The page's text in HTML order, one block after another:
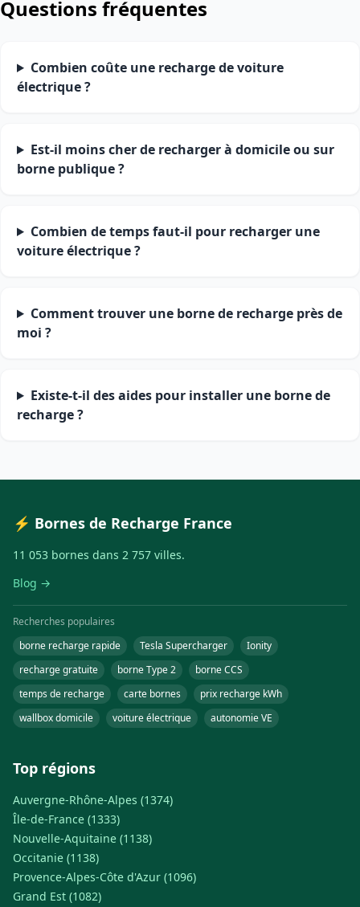
Questions fréquentes
Combien coûte une recharge de voiture
électrique ?
Est-il moins cher de recharger à domicile ou sur
borne publique ?
Combien de temps faut-il pour recharger une
voiture électrique ?
Comment trouver une borne de recharge près de
moi ?
Existe-t-il des aides pour installer une borne de
recharge ?
⚡ Bornes de Recharge France
11 053 bornes dans 2 757 villes.
Blog →
Recherches populaires
borne recharge rapide
Tesla Supercharger
Ionity
recharge gratuite
borne Type 2
borne CCS
temps de recharge
carte bornes
prix recharge kWh
wallbox domicile
voiture électrique autonomie VE
Top régions
Auvergne-Rhône-Alpes (1374)
Île-de-France (1333)
Nouvelle-Aquitaine (1138)
Occitanie (1138)
Provence-Alpes-Côte d'Azur (1096)
Grand Est (1082)